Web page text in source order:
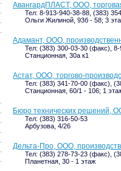
АвангардПЛАСТ, ООО,
Тел: 8-913-940-38-88, (383)
Ольги Жилиной, 93б - 58; 3
Адамант, ООО,
Тел: (383) 300-03-30 (факс),
Станционная, 30а к1
Астат, ООО, торгово-
Тел: (383) 341-70-00 (факс),
Станционная, 60/1 - 106; 1
Бюро технических решений,
Тел: (383) 316-50-53
Арбузова, 4/26
Дельта-Про, ООО,
Тел: (383) 278-73-23 (факс),
Планетная, 30 - 1 этаж